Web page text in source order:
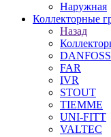
Наружная
Коллекторные
Назад
DANFOSS
FAR
IVR
STOUT
TIEMME
UNI-FITT
VALTEC